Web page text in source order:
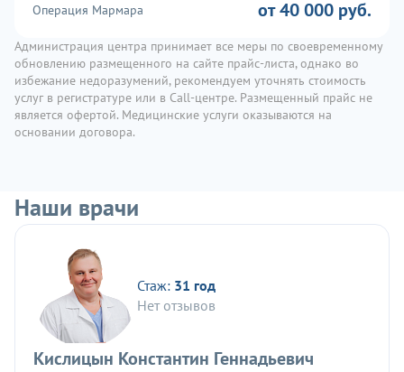
Операция Мармара от 40 000 руб.
Администрация центра принимает все меры по своевременному
обновлению размещенного на сайте прайс-листа, однако во
избежание недоразумений, рекомендуем уточнять стоимость
услуг в регистратуре или в Call-центре. Размещенный прайс не
является офертой. Медицинские услуги оказываются на
основании договора.
Наши врачи
Стаж: 31 год
Нет отзывов
Кислицын Константин Геннадьевич